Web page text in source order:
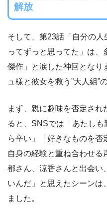
解放
そして、第23話「自分の
ってずっと思ってた」は、
傑作」と涙した神回となり
ュ様と彼女を救う”大人組”
まず、親に趣味を否定さ
ると、SNSでは「あたし
ら辛い」「好きなものを否
自身の経験と重ね合わせ
都さん、涼香さんと出会い
いんだ」と思えたシーンは
ました。